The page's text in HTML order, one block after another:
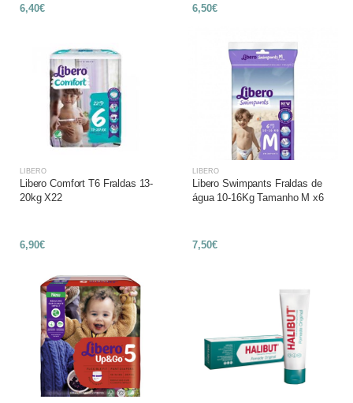
6,40€ 6,50€
LIBERO
Libero Comfort T6 Fraldas 13-
20kg X22
6,90€
LIBERO
Libero Swimpants Fraldas de
água 10-16Kg Tamanho M x6
7,50€